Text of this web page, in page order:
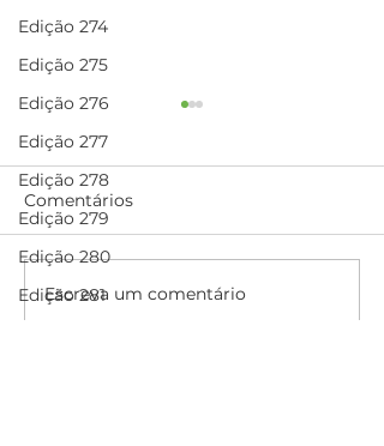
Edição 274
Edição 275
Edição 276
Edição 277
Edição 278
Edição 279
Edição 280
Edição 281Academia JAL: o
Comentários
Escreva um comentário